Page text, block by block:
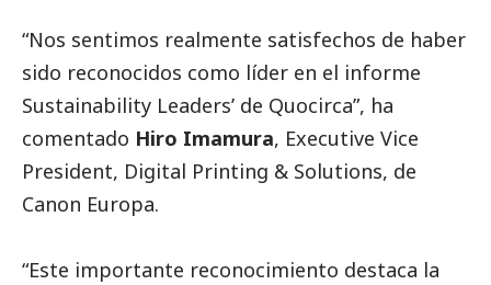
“Nos sentimos realmente satisfechos de haber
sido reconocidos como líder en el informe
Sustainability Leaders’ de Quocirca”, ha
comentado Hiro Imamura, Executive Vice
President, Digital Printing & Solutions, de
Canon Europa.
“Este importante reconocimiento destaca la